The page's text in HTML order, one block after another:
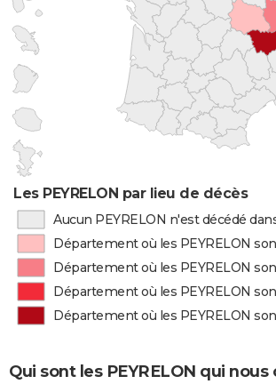
Les PEYRELON par lieu de décès
Aucun PEYRELON n'est décédé
Département où les PEYRELON
Département où les PEYRELON
Département où les PEYRELON
Département où les PEYRELON
Qui sont les PEYRELON qui